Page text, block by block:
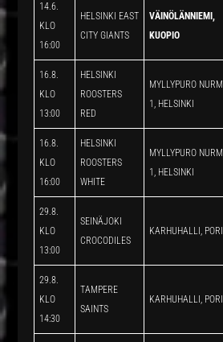
14.6.
KLO
16:00
HELSINKI EAST
CITY GIANTS
VÄINÖLÄNNIEMI,
KUOPIO
16.8.
KLO
13:00
HELSINKI
ROOSTERS
RED
MYLLYPURO NURMI
1, HELSINKI
16.8.
KLO
16:00
HELSINKI
ROOSTERS
WHITE
MYLLYPURO NURMI
1, HELSINKI
29.8.
KLO
13:00
SEINÄJOKI
CROCODILES
KARHUHALLI, PORI
29.8.
KLO
14:30
TAMPERE
SAINTS
KARHUHALLI, PORI